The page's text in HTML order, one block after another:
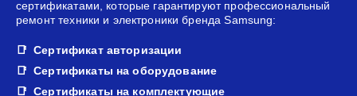
сертификатами, которые гарантируют профессиональный
ремонт техники и электроники бренда Samsung:
Сертификат авторизации
Сертификаты на оборудование
Сертификаты на комплектующие